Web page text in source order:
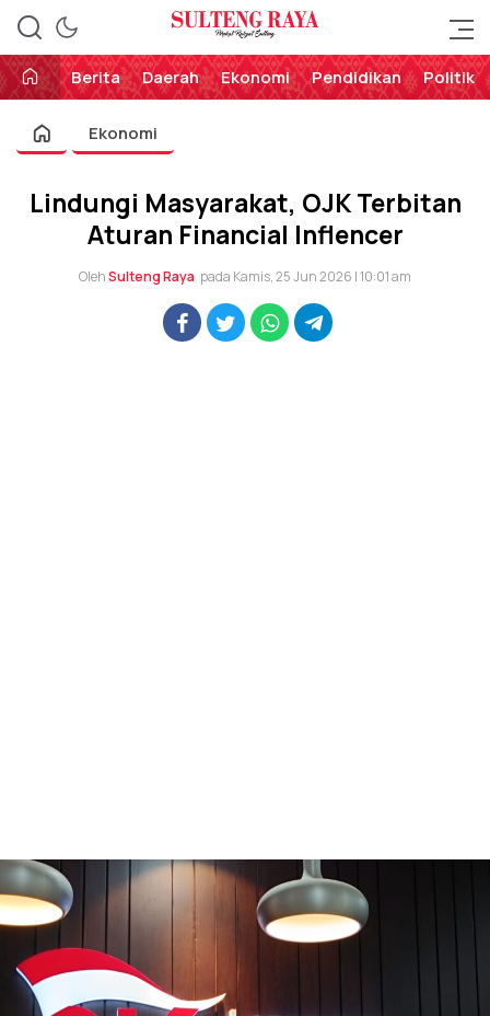
Sulteng Raya
Perekat Rakyat Sulteng
Berita
Daerah Ekonomi Pendidikan Politik
Ekonomi
Lindungi Masyarakat, OJK Terbitan
Aturan Financial Inflencer
OlehSulteng Raya pada Kamis, 25 Jun 2026 | 10:01 am